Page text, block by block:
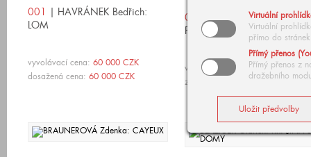
Virtuální
Virtuální
přímo do stránek
Přímý přenos
Přímý přenos z
dražebního
001 | HAVRÁNEK Bedřich:
LOM
vyvolávací cena: 60 000 CZK
dosažená cena: 60 000 CZK
002
| NOWOPACKÝ Jan:
PINIOVÝ HÁJ
vyvolávací cena:90 000 CZK
zpět